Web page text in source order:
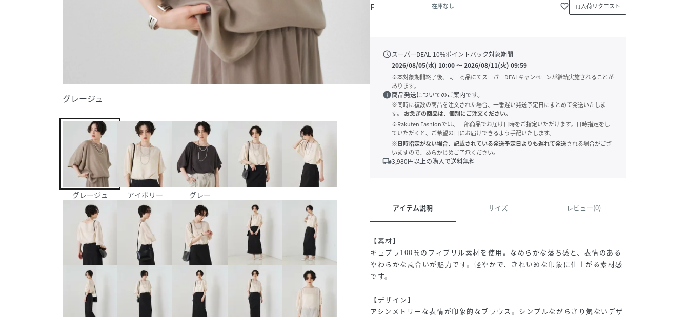
グレージュ
グレージュ アイボリー グレー
F 在庫なし favorite_border 再入荷リクエスト
scheduleスーパーDEAL 10%ポイントバック対象期間
2026/08/05(水) 10:00〜2026/08/11(火) 09:59
※本対象期間終了後、同一商品にてスーパーDEALキャンペーンが継続実施されることが
あります。
info商品発送についてのご案内です。
※同時に複数の商品を注文された場合、一番遅い発送予定日にまとめて発送いたしま
す。
お急ぎの商品は、個別にご注文ください。
※Rakuten Fashionでは、一部商品でお届け日時をご指定いただけます。日時指定をし
ていただくと、ご希望の日にお届けできるよう手配いたします。
※日時指定がない場合、記載されている発送予定日よりも遅れて発送される場合がござ
いますので、あらかじめご了承ください。
local_shipping3,980円以上の購入で送料無料
アイテム説明 サイズ レビュー(0)
【素材】
キュプラ100％のフィブリル素材を使用。なめらかな落ち感と、表情のある
やわらかな風合いが魅力です。軽やかで、きれいめな印象に仕上がる素材感
です。
【デザイン】
アシンメトリーな表情が印象的なブラウス。シンプルながらさり気ないデザ